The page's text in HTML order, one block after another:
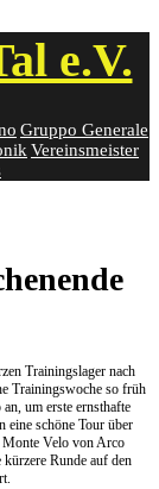
e.V.
Gruppo Generale
Vereinsmeister
Trainingslager nach
Trainingswoche so früh
um erste ernsthafte
eine schöne Tour über
Monte Velo von Arco
Runde auf den